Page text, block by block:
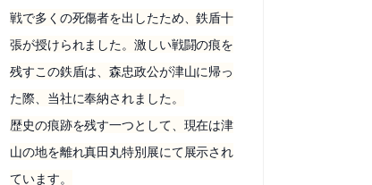
戦で多くの死傷者を出したため、鉄盾十
張が授けられました。激しい戦闘の痕を
残すこの鉄盾は、森忠政公が津山に帰っ
た際、当社に奉納されました。
歴史の痕跡を残す一つとして、現在は津
山の地を離れ真田丸特別展にて展示され
ています。